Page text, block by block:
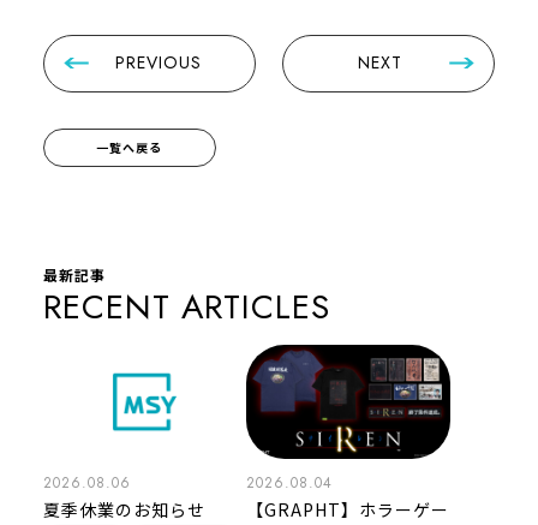
PREVIOUS NEXT
一覧へ戻る
最新記事
RECENT ARTICLES
2026.08.06
夏季休業のお知らせ
2026.08.04
【GRAPHT】ホラーゲー